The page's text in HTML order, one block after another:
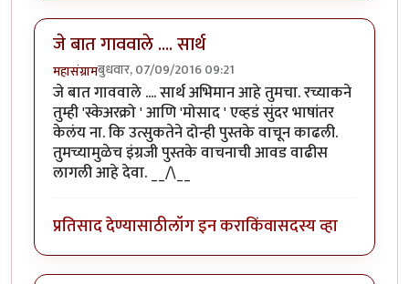
जे बात गाववाले .... सार्थ
महासंग्रामबुधवार, 07/09/2016 09:21
जे बात गाववाले .... सार्थ अभिमान आहे तुमचा. रच्याकने
तुम्ही 'स्केअरक्रो ' आणि 'मोसाद ' एव्हडं सुंदर भाषांतर
केलंय ना. कि उत्सुकतेने दोन्ही पुस्तके वाचून काढली.
तुमच्यामुळेच इंग्रजी पुस्तके वाचनाची आवड वाढीस
लागली आहे देवा. __/\__
प्रतिसाद देण्यासाठीलॉग इन कराकिंवासदस्य व्हा